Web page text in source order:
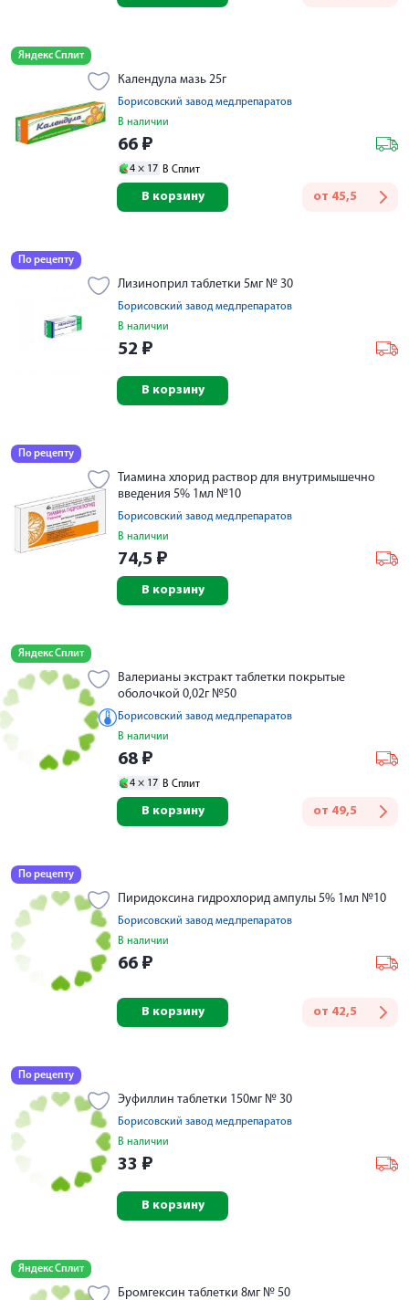
Яндекс Сплит
Календула мазь 25г
Борисовский завод мед.препаратов
В наличии
66 ₽
4 × 17 В Сплит
от 45,5
В корзину
По рецепту
Лизиноприл таблетки 5мг № 30
Борисовский завод мед.препаратов
В наличии
52 ₽
В корзину
По рецепту
Тиамина хлорид раствор для внутримышечно
введения 5% 1мл №10
Борисовский завод мед.препаратов
В наличии
74,5 ₽
В корзину
Яндекс Сплит
Валерианы экстракт таблетки покрытые
оболочкой 0,02г №50
Борисовский завод мед.препаратов
В наличии
68 ₽
4 × 17 В Сплит
от 49,5
В корзину
По рецепту
Пиридоксина гидрохлорид ампулы 5% 1мл №10
Борисовский завод мед.препаратов
В наличии
66 ₽
от 42,5
В корзину
По рецепту
Эуфиллин таблетки 150мг № 30
Борисовский завод мед.препаратов
В наличии
33 ₽
В корзину
Яндекс Сплит
Бромгексин таблетки 8мг № 50